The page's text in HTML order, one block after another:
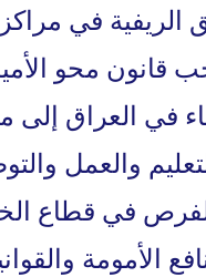
الريفية في
قانون محو
في العراق
والعمل
في قطاع
الأمومة